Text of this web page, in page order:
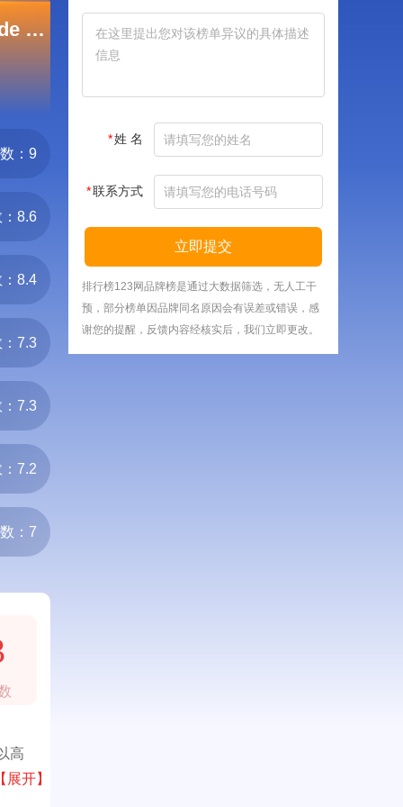
奥斯卡·德拉伦塔/Oscar de la Renta
：9
8.6
8.4
7.3
7.3
7.2
：7
高
【展开】
*姓 名
*联系方式
立即提交
排行榜123网品牌榜是通过大数据筛选，无人工干
预，部分榜单因品牌同名原因会有误差或错误，感
谢您的提醒，反馈内容经核实后，我们立即更改。